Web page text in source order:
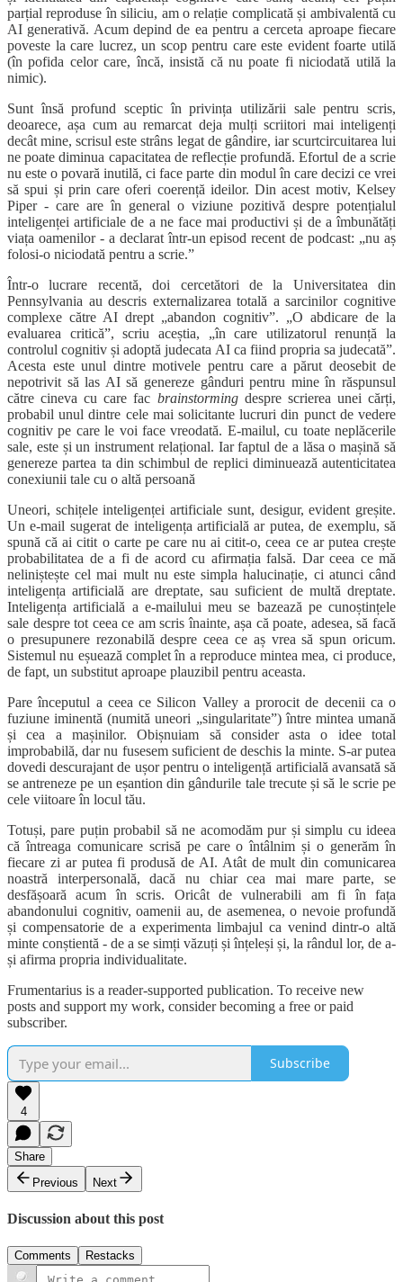
parțial reproduse în siliciu, am o relație complicată și ambivalentă cu
AI generativă. Acum depind de ea pentru a cerceta aproape fiecare
poveste la care lucrez, un scop pentru care este evident foarte utilă
(în pofida celor care, încă, insistă că nu poate fi niciodată utilă la
nimic).
Sunt însă profund sceptic în privința utilizării sale pentru scris,
deoarece, așa cum au remarcat deja mulți scriitori mai inteligenți
decât mine, scrisul este strâns legat de gândire, iar scurtcircuitarea lui
ne poate diminua capacitatea de reflecție profundă. Efortul de a scrie
nu este o povară inutilă, ci face parte din modul în care decizi ce vrei
să spui și prin care oferi coerență ideilor. Din acest motiv, Kelsey
Piper - care are în general o viziune pozitivă despre potențialul
inteligenței artificiale de a ne face mai productivi și de a îmbunătăți
viața oamenilor - a declarat într-un episod recent de podcast: „nu aș
folosi-o niciodată pentru a scrie.”
Într-o lucrare recentă, doi cercetători de la Universitatea din
Pennsylvania au descris externalizarea totală a sarcinilor cognitive
complexe către AI drept „abandon cognitiv”. „O abdicare de la
evaluarea critică”, scriu aceștia, „în care utilizatorul renunță la
controlul cognitiv și adoptă judecata AI ca fiind propria sa judecată”.
Acesta este unul dintre motivele pentru care a părut deosebit de
nepotrivit să las AI să genereze gânduri pentru mine în răspunsul
către cineva cu care fac brainstormingdespre scrierea unei cărți,
probabil unul dintre cele mai solicitante lucruri din punct de vedere
cognitiv pe care le voi face vreodată. E-mailul, cu toate neplăcerile
sale, este și un instrument relațional. Iar faptul de a lăsa o mașină să
genereze partea ta din schimbul de replici diminuează autenticitatea
conexiunii tale cu o altă persoană
Uneori, schițele inteligenței artificiale sunt, desigur, evident greșite.
Un e-mail sugerat de inteligența artificială ar putea, de exemplu, să
spună că ai citit o carte pe care nu ai citit-o, ceea ce ar putea crește
probabilitatea de a fi de acord cu afirmația falsă. Dar ceea ce mă
neliniștește cel mai mult nu este simpla halucinație, ci atunci când
inteligența artificială are dreptate, sau suficient de multă dreptate.
Inteligența artificială a e-mailului meu se bazează pe cunoștințele
sale despre tot ceea ce am scris înainte, așa că poate, adesea, să facă
o presupunere rezonabilă despre ceea ce aș vrea să spun oricum.
Sistemul nu eșuează complet în a reproduce mintea mea, ci produce,
de fapt, un substitut aproape plauzibil pentru aceasta.
Pare începutul a ceea ce Silicon Valley a prorocit de decenii ca o
fuziune iminentă (numită uneori „singularitate”) între mintea umană
și cea a mașinilor. Obișnuiam să consider asta o idee total
improbabilă, dar nu fusesem suficient de deschis la minte. S-ar putea
dovedi descurajant de ușor pentru o inteligență artificială avansată să
se antreneze pe un eșantion din gândurile tale trecute și să le scrie pe
cele viitoare în locul tău.
Totuși, pare puțin probabil să ne acomodăm pur și simplu cu ideea
că întreaga comunicare scrisă pe care o întâlnim și o generăm în
fiecare zi ar putea fi produsă de AI. Atât de mult din comunicarea
noastră interpersonală, dacă nu chiar cea mai mare parte, se
desfășoară acum în scris. Oricât de vulnerabili am fi în fața
abandonului cognitiv, oamenii au, de asemenea, o nevoie profundă
și compensatorie de a experimenta limbajul ca venind dintr-o altă
minte conștientă - de a se simți văzuți și înțeleși și, la rândul lor, de a-
și afirma propria individualitate.
Frumentarius is a reader-supported publication. To receive new
posts and support my work, consider becoming a free or paid
subscriber.
Subscribe
4
Share
Previous
Next
Discussion about this post
Comments Restacks